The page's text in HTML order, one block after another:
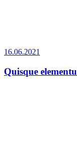
16.06.2021
Quisque